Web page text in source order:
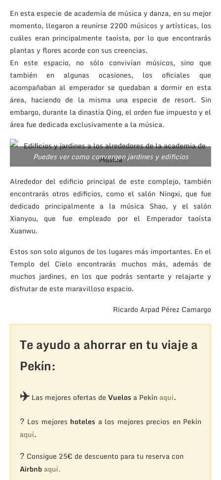
En esta especie de academia de música y danza, en su mejor
momento, llegaron a reunirse 2200 músicos y artísticas, los
cuáles eran principalmente taoísta, por lo que encontrarás
plantas y flores acorde con sus creencias.
En este espacio, no sólo convivían músicos, sino que
también en algunas ocasiones, los oficiales que
acompañaban al emperador se quedaban a dormir en esta
área, haciendo de la misma una especie de resort. Sin
embargo, durante la dinastía Qing, el orden fue impuesto y el
área fue dedicada exclusivamente a la música.
Puedes ver como convergen jardines y edificios
Alrededor del edificio principal de este complejo, también
encontrarás otros edificios, como el salón Ningxi, que fue
dedicado principalmente a la música Shao, y el salón
Xianyou, que fue empleado por el Emperador taoísta
Xuanwu.
Estos son solo algunos de los lugares más importantes. En el
Templo del Cielo encontrarás muchos más, además de
muchos jardines, en los que podrás sentarte y relajarte y
disfrutar de este maravilloso espacio.
Ricardo Arpad Pérez Camargo
Te ayudo a ahorrar en tu viaje a
Pekín:
✈️Las mejores ofertas de Vuelosa Pekín aquí.
? Los mejores hoteles a los mejores precios en Pekín
aquí.
? Consigue 25€ de descuento para tu reserva con
Airbnb aquí.